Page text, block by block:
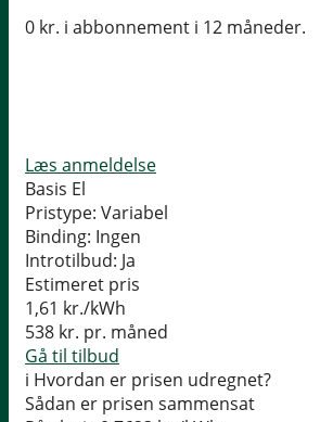
0 kr. i abbonnement i 12 måneder.
Læs anmeldelse
Basis El
Pristype: Variabel
Binding: Ingen
Introtilbud: Ja
Estimeret pris
1,61 kr./kWh
538 kr. pr. måned
Gå til tilbud
i Hvordan er prisen udregnet?
Sådan er prisen sammensat